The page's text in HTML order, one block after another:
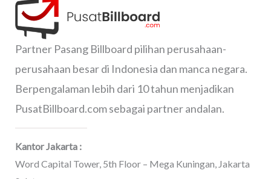
Partner Pasang Billboard pilihan perusahaan-
perusahaan besar di Indonesia dan manca negara.
Berpengalaman lebih dari 10 tahun menjadikan
PusatBillboard.com sebagai partner andalan.
Kantor Jakarta :
Word Capital Tower, 5th Floor – Mega Kuningan, Jakarta